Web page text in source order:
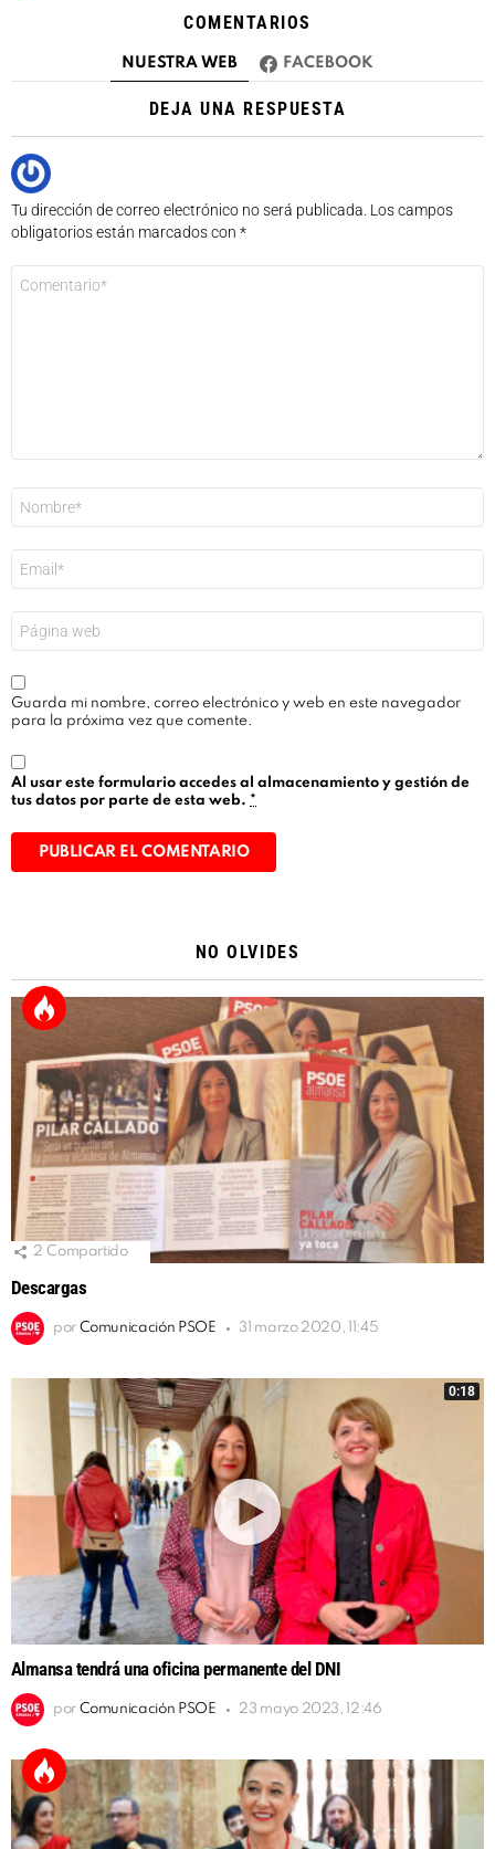
COMENTARIOS
NUESTRA WEB FACEBOOK
DEJA UNA RESPUESTA
Tu dirección de correo electrónico no será publicada. Los campos
obligatorios están marcados con *
electrónico
*
Guarda mi nombre, correo electrónico y web en este navegador
para la próxima vez que comente.
Al usar este formulario accedes al almacenamiento y gestión de
tus datos por parte de esta web. *
NO OLVIDES
2 Compartido
Descargas
por Comunicación PSOE 31 marzo 2020, 11:45
0:18
Almansa tendrá una oficina permanente del DNI
por Comunicación PSOE 23 mayo 2023, 12:46